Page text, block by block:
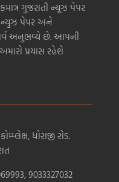
ગુજરાતી ન્યૂઝ પેપર
ન્યુઝ પેપર અને
અનુભવ્યે છે. આપની
પ્રયાસ રહેશે
ધોરાજી રોડ.
9033327032